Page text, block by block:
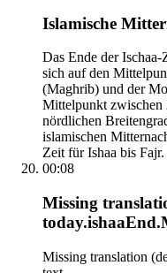
Islamische
Das Ende der
sich auf den
(Maghrib) und der
Mittelpunkt zwischen
nördlichen
islamischen
Zeit für Ishaa bis Fajr.
00:08
Missing
Missing translation